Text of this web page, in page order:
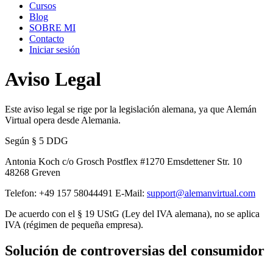
Cursos
Blog
SOBRE MI
Contacto
Iniciar sesión
Aviso Legal
Este aviso legal se rige por la legislación alemana, ya que Alemán
Virtual opera desde Alemania.
Según § 5 DDG
Antonia Koch c/o Grosch Postflex #1270 Emsdettener Str. 10
48268 Greven
Telefon: +49 157 58044491 E-Mail: support@alemanvirtual.com
De acuerdo con el § 19 UStG (Ley del IVA alemana), no se aplica
IVA (régimen de pequeña empresa).
Solución de controversias del consumidor